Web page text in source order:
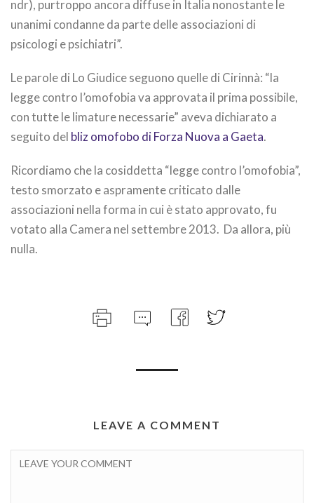
ndr), purtroppo ancora diffuse in Italia nonostante le
unanimi condanne da parte delle associazioni di
psicologi e psichiatri”.
Le parole di Lo Giudice seguono quelle di Cirinnà: “la
legge contro l’omofobia va approvata il prima possibile,
con tutte le limature necessarie” aveva dichiarato a
seguito del bliz omofobo di Forza Nuova a Gaeta.
Ricordiamo che la cosiddetta “legge contro l’omofobia”,
testo smorzato e aspramente criticato dalle
associazioni nella forma in cui è stato approvato, fu
votato alla Camera nel settembre 2013. Da allora, più
nulla.
LEAVE A COMMENT